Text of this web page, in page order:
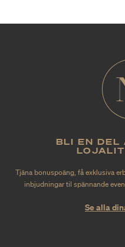
BLI EN DEL
Tjäna bonuspoäng, få exklusiva
inbjudningar til spännande
Se alla